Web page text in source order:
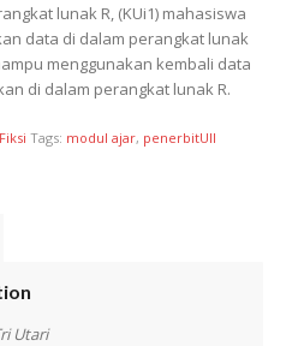
lunak R, (KUi1) mahasiswa
data di dalam perangkat lunak
menggunakan kembali data
di dalam perangkat lunak R.
Tags: modul ajar, penerbitUII
Utari